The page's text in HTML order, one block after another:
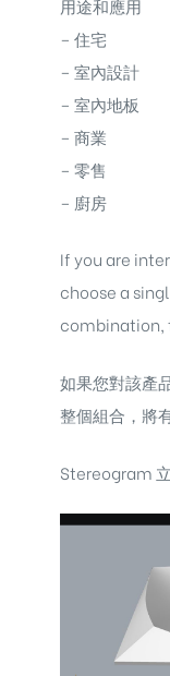
用途和應用
– 住宅
– 室內設計
– 室內地板
– 商業
– 零售
– 廚房
If you are
choose a
combination,
如果您對該產
整個組合，將
Stereogram